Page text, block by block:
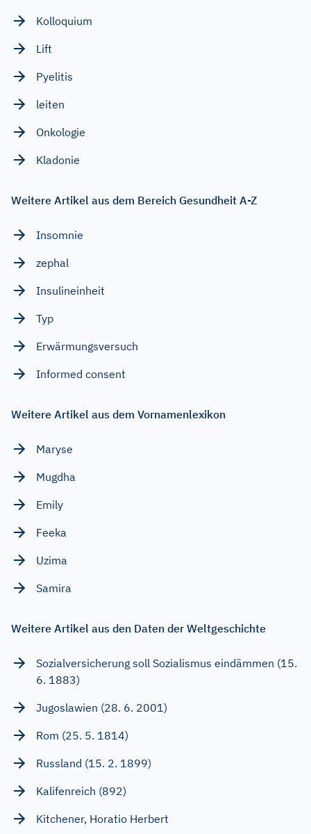
Kolloquium
Lift
Pyelitis
leiten
Onkologie
Kladonie
Weitere Artikel aus dem Bereich Gesundheit A-Z
Insomnie
zephal
Insulineinheit
Typ
Erwärmungsversuch
Informed consent
Weitere Artikel aus dem Vornamenlexikon
Maryse
Mugdha
Emily
Feeka
Uzima
Samira
Weitere Artikel aus den Daten der Weltgeschichte
Sozialversicherung soll Sozialismus eindämmen (15.
6. 1883)
Jugoslawien (28. 6. 2001)
Rom (25. 5. 1814)
Russland (15. 2. 1899)
Kalifenreich (892)
Kitchener, Horatio Herbert